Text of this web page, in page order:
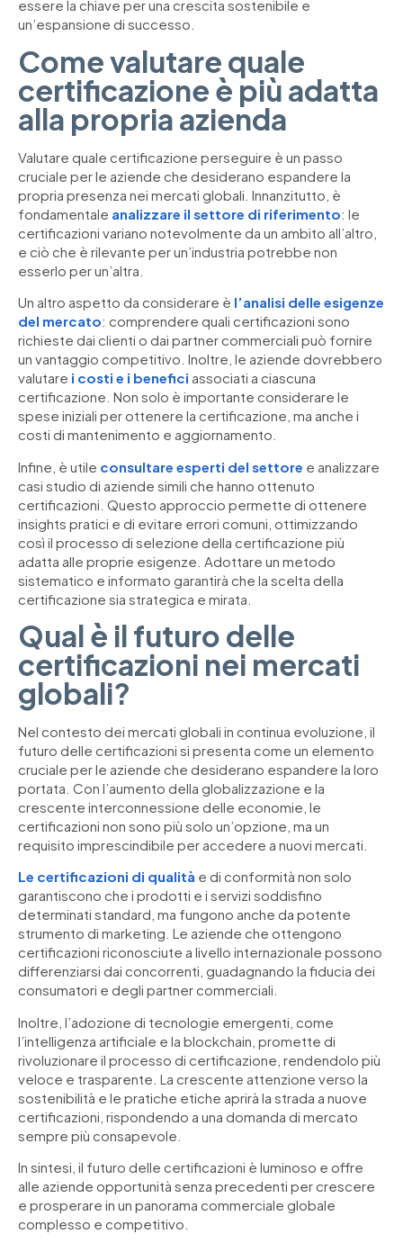
essere la chiave per una crescita sostenibile e
un’espansione di successo.
Come valutare quale
certificazione è più adatta
alla propria azienda
Valutare quale certificazione perseguire è un passo
cruciale per le aziende che desiderano espandere la
propria presenza nei mercati globali. Innanzitutto, è
fondamentale analizzare il settore di riferimento: le
certificazioni variano notevolmente da un ambito all’altro,
e ciò che è rilevante per un’industria potrebbe non
esserlo per un’altra.
Un altro aspetto da considerare è l’analisi delle esigenze
del mercato: comprendere quali certificazioni sono
richieste dai clienti o dai partner commerciali può fornire
un vantaggio competitivo. Inoltre, le aziende dovrebbero
valutare i costi e i benefici associati a ciascuna
certificazione. Non solo è importante considerare le
spese iniziali per ottenere la certificazione, ma anche i
costi di mantenimento e aggiornamento.
Infine, è utile consultare esperti del settore e analizzare
casi studio di aziende simili che hanno ottenuto
certificazioni. Questo approccio permette di ottenere
insights pratici e di evitare errori comuni, ottimizzando
così il processo di selezione della certificazione più
adatta alle proprie esigenze. Adottare un metodo
sistematico e informato garantirà che la scelta della
certificazione sia strategica e mirata.
Qual è il futuro delle
certificazioni nei mercati
globali?
Nel contesto dei mercati globali in continua evoluzione, il
futuro delle certificazioni si presenta come un elemento
cruciale per le aziende che desiderano espandere la loro
portata. Con l’aumento della globalizzazione e la
crescente interconnessione delle economie, le
certificazioni non sono più solo un’opzione, ma un
requisito imprescindibile per accedere a nuovi mercati.
Le certificazioni di qualità e di conformità non solo
garantiscono che i prodotti e i servizi soddisfino
determinati standard, ma fungono anche da potente
strumento di marketing. Le aziende che ottengono
certificazioni riconosciute a livello internazionale possono
differenziarsi dai concorrenti, guadagnando la fiducia dei
consumatori e degli partner commerciali.
Inoltre, l’adozione di tecnologie emergenti, come
l’intelligenza artificiale e la blockchain, promette di
rivoluzionare il processo di certificazione, rendendolo più
veloce e trasparente. La crescente attenzione verso la
sostenibilità e le pratiche etiche aprirà la strada a nuove
certificazioni, rispondendo a una domanda di mercato
sempre più consapevole.
In sintesi, il futuro delle certificazioni è luminoso e offre
alle aziende opportunità senza precedenti per crescere
e prosperare in un panorama commerciale globale
complesso e competitivo.